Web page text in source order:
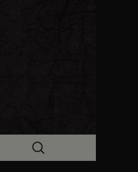
からのお
検